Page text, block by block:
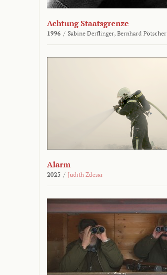
Achtung Staatsgrenze
1996 / Sabine Derflinger, Bernhard Pötscher
Alarm
2025 / Judith Zdesar